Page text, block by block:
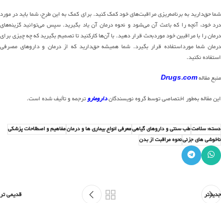
شما حق‌دارید به برنامه‌ریزی مراقبت‌های خود کمک کنید. برای کمک به این طرح، شما باید در مورد
درد خود، آنچه را که باعث آن می‌شود و نحوه درمان آن یاد بگیرید. سپس می‌توانید گزینه‌های
درمان را با مراقبین خود موردبحث قرار دهید. با آن‌ها کارکنید تا تصمیم بگیرید که چه چیزی برای
درمان شما مورداستفاده قرار بگیرد. شما همیشه حق‌دارید که از درمان و داروهای مصرفی
استفاده نکنید.
منبع مقالهDrugs.com
این مقاله به‌طور اختصاصی توسط گروه نویسندگانداروماروترجمه‌ و تألیف شده است.
دسته: سلامتطب سنتی و داروهای گیاهیمعرفی انواع بیماری ها و درمانمفاهیم و اصطلاحات پزشکی
ناخوشی های جزئینحوه مراقبت از بدن
جدیدتر قدیمی تر